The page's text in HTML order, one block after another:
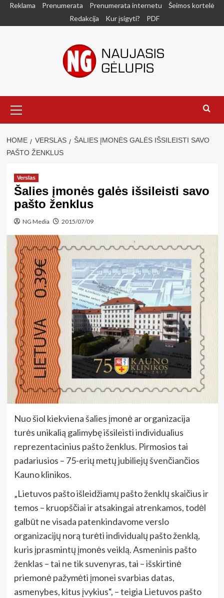
SkipReklama Prenumerata Prenumerata internetu
Šeimos kortelė
Redakcija
Kur įsigyti? PDF
Menu
HOME VERSLAS
ŠALIES ĮMONĖS GALĖS IŠSILEISTI SAVO
PAŠTO ŽENKLUS
Verslas
Šalies įmonės galės išsileisti savo
pašto ženklus
NG Media 2015/07/09
Nuo šiol kiekviena šalies įmonė ar organizacija
turės unikalią galimybę išsileisti individualius
reprezentacinius pašto ženklus. Pirmosios tai
padariusios – 75-erių metų jubiliejų švenčiančios
Kauno klinikos.
„Lietuvos pašto išleidžiamų pašto ženklų skaičius ir
temos – kruopščiai ir atsakingai atrenkamos, todėl
galbūt ne visada patenkindavome verslo
organizacijų norą turėti individualų pašto ženklą,
kuris įprasmintų įmonės veiklą. Asmeninis pašto
ženklas – tai ne tik suvenyras, tai – išskirtinė
priemonė pažymėti įmonei svarbias datas,
asmenybes, kitus įvykius“, – teigia Lietuvos pašto